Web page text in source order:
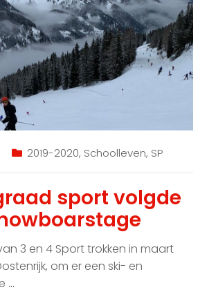
2019-2020, Schoolleven, SP
sport volgde
3 en 4 Sport trokken in maart
om er een ski- en
…